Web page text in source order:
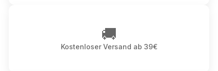
🚚
Kostenloser Versand ab 39€